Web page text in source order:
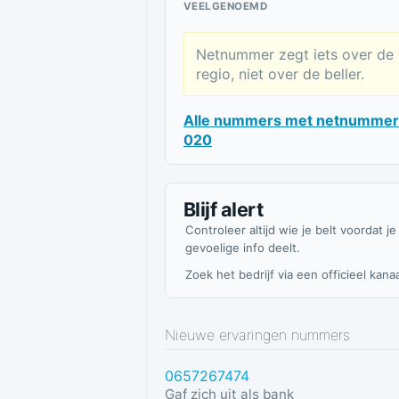
VEELGENOEMD
Netnummer zegt iets over de
regio, niet over de beller.
Alle nummers met netnummer
020
Blijf alert
Controleer altijd wie je belt voordat je
gevoelige info deelt.
Zoek het bedrijf via een officieel
Nieuwe ervaringen nummers
0657267474
Gaf zich uit als bank